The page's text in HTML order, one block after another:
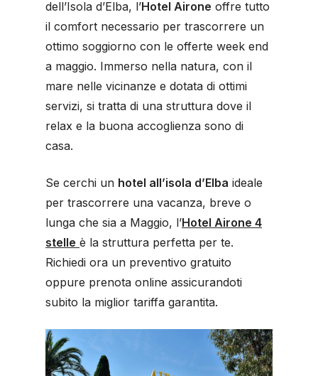
dell’Isola d’Elba, l’Hotel Airone offre tutto
il comfort necessario per trascorrere un
ottimo soggiorno con le offerte week end
a maggio. Immerso nella natura, con il
mare nelle vicinanze e dotata di ottimi
servizi, si tratta di una struttura dove il
relax e la buona accoglienza sono di
casa.
Se cerchi un hotel all’isola d’Elba ideale
per trascorrere una vacanza, breve o
lunga che sia a Maggio, l’Hotel Airone 4
stelle è la struttura perfetta per te.
Richiedi ora un preventivo gratuito
oppure prenota online assicurandoti
subito la miglior tariffa garantita.